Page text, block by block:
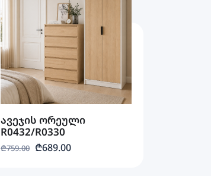
ავეჯის ორეული
R0432/R0330
₾759.00 ₾689.00